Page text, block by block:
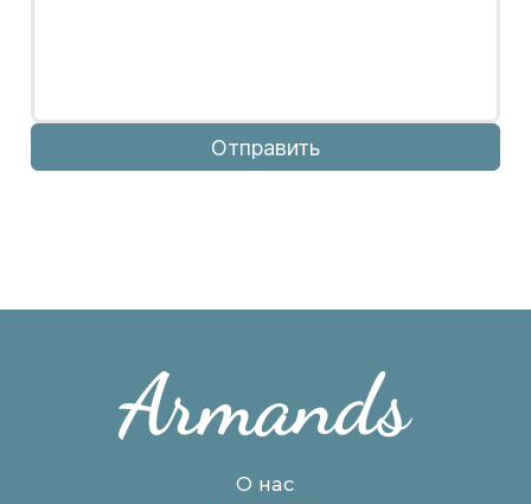
Отправить
О нас